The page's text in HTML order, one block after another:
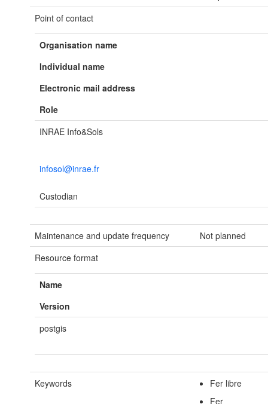
Point of contact
Organisation name
Individual name
Electronic mail address
Role
INRAE Info&Sols
infosol@inrae.fr
Custodian
Maintenance and update frequency
Not planned
Resource format
Name
Version
postgis
Keywords
Fer libre
Fer